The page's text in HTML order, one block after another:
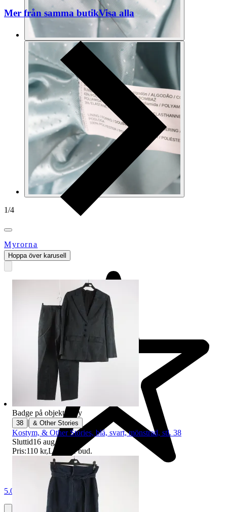
1/4
Myrorna
5.0
Mer från samma butikVisa alla
Hoppa över karusell
Badge på objektet: Ny
38 | & Other Stories
Kostym, & Other Stories, blå, svart, mönstrad, stl. 38
Sluttid16 aug 19:12
Pris:110 kr,Ledande bud.